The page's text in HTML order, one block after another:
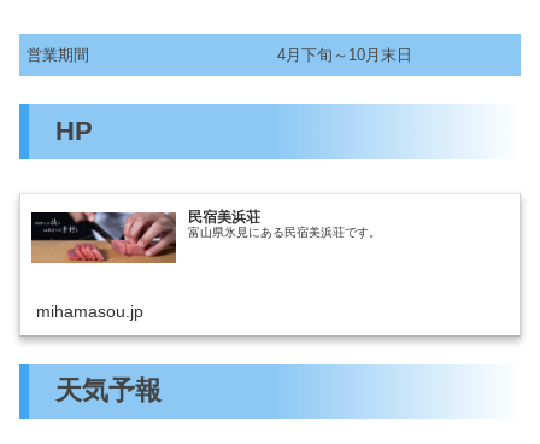
営業期間 4月下旬～10月末日
HP
民宿美浜荘
富山県氷見にある民宿美浜荘です。
mihamasou.jp
天気予報